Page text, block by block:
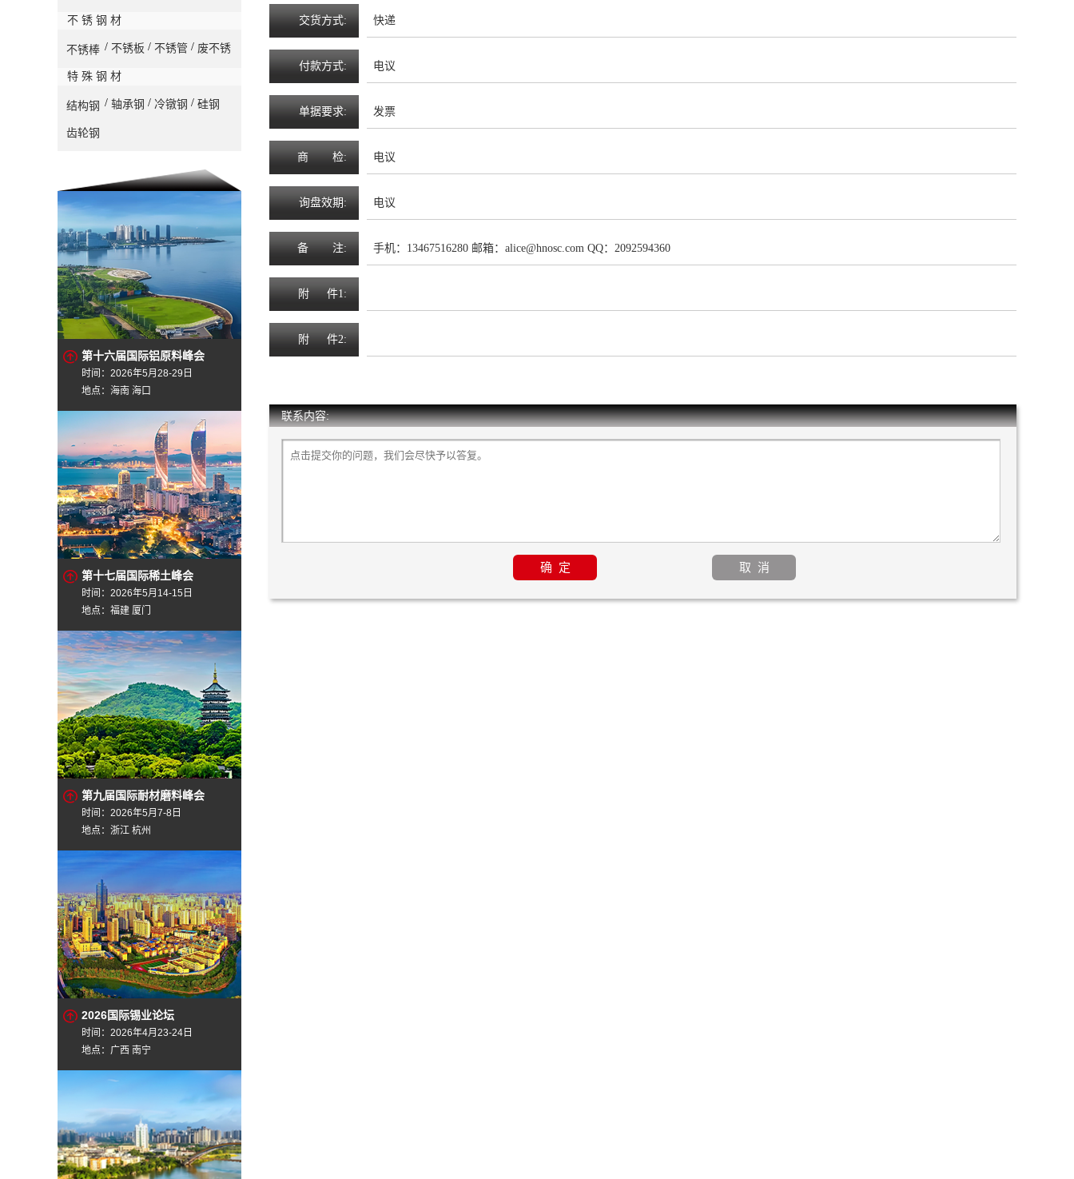
不 锈 钢 材
不锈棒 / 不锈板 / 不锈管 / 废不锈
特 殊 钢 材
结构钢 / 轴承钢 / 冷镦钢 / 硅钢
齿轮钢
第十六届国际铝原料峰会
时间：2026年5月28-29日
地点：海南 海口
第十七届国际稀土峰会
时间：2026年5月14-15日
地点：福建 厦门
第九届国际耐材磨料峰会
时间：2026年5月7-8日
地点：浙江 杭州
2026国际锡业论坛
时间：2026年4月23-24日
地点：广西 南宁
交货方式: 快递
付款方式: 电议
单据要求: 发票
商 检: 电议
询盘效期 : 电议
备 注: 手机：13467516280 邮箱：alice@hnosc.com QQ：2092594360
附 件1:
附 件2:
联系内容: